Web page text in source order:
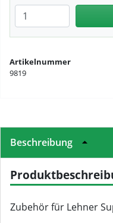
Anzahl eingeben
Artikelnummer
9819
Beschreibung
Zubehör für Lehner